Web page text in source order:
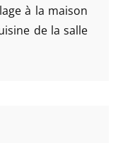
à la maison
de la salle